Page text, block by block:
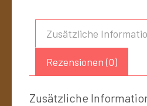
Zusätzliche
Rezensionen (0)
Zusätzliche